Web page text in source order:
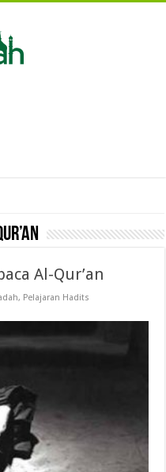
Al-Qur’an
, Pelajaran Hadits